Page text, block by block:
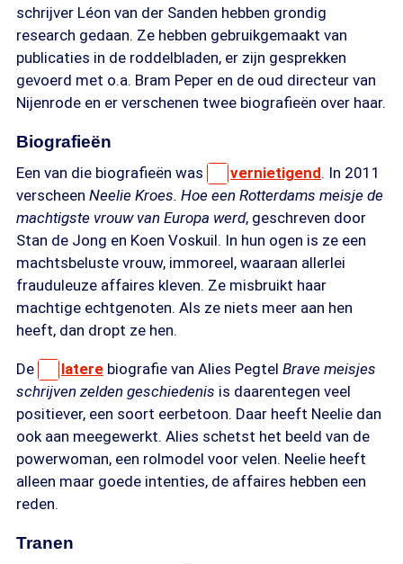
schrijver Léon van der Sanden hebben grondig
research gedaan. Ze hebben gebruikgemaakt van
publicaties in de roddelbladen, er zijn gesprekken
gevoerd met o.a. Bram Peper en de oud directeur van
Nijenrode en er verschenen twee biografieën over haar.
Biografieën
Een van die biografieën was vernietigend. In 2011
verscheen Neelie Kroes. Hoe een Rotterdams meisje de
machtigste vrouw van Europa werd, geschreven door
Stan de Jong en Koen Voskuil. In hun ogen is ze een
machtsbeluste vrouw, immoreel, waaraan allerlei
frauduleuze affaires kleven. Ze misbruikt haar
machtige echtgenoten. Als ze niets meer aan hen
heeft, dan dropt ze hen.
De latere biografie van Alies Pegtel Brave meisjes
schrijven zelden geschiedenis is daarentegen veel
positiever, een soort eerbetoon. Daar heeft Neelie dan
ook aan meegewerkt. Alies schetst het beeld van de
powerwoman, een rolmodel voor velen. Neelie heeft
alleen maar goede intenties, de affaires hebben een
reden.
Tranen